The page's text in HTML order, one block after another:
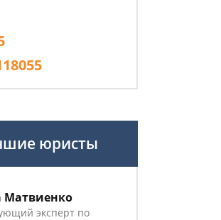
юристы
Матвиенко
эксперт по